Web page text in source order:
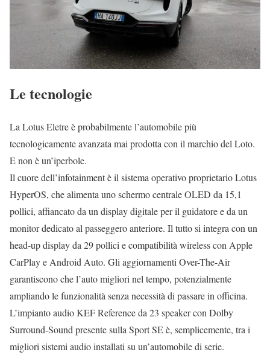
Le tecnologie
La Lotus Eletre è probabilmente l’automobile più
tecnologicamente avanzata mai prodotta con il marchio del Loto.
E non è un’iperbole.
Il cuore dell’infotainment è il sistema operativo proprietario Lotus
HyperOS, che alimenta uno schermo centrale OLED da 15,1
pollici, affiancato da un display digitale per il guidatore e da un
monitor dedicato al passeggero anteriore. Il tutto si integra con un
head-up display da 29 pollici e compatibilità wireless con Apple
CarPlay e Android Auto. Gli aggiornamenti Over-The-Air
garantiscono che l’auto migliori nel tempo, potenzialmente
ampliando le funzionalità senza necessità di passare in officina.
L’impianto audio KEF Reference da 23 speaker con Dolby
Surround-Sound presente sulla Sport SE è, semplicemente, tra i
migliori sistemi audio installati su un’automobile di serie.